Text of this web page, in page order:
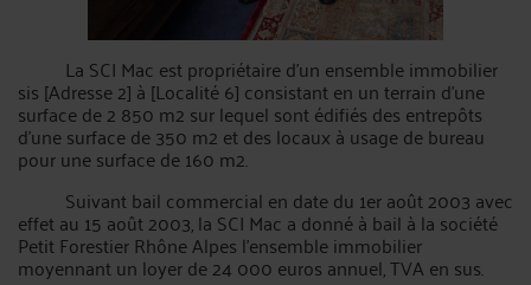
La SCI Mac est propriétaire d'un ensemble immobilier
sis [Adresse 2] à [Localité 6] consistant en un terrain d'une
surface de 2 850 m2 sur lequel sont édifiés des entrepôts
d'une surface de 350 m2 et des locaux à usage de bureau
pour une surface de 160 m2.
Suivant bail commercial en date du 1er août 2003 avec
effet au 15 août 2003, la SCI Mac a donné à bail à la société
Petit Forestier Rhône Alpes l'ensemble immobilier
moyennant un loyer de 24 000 euros annuel, TVA en sus.